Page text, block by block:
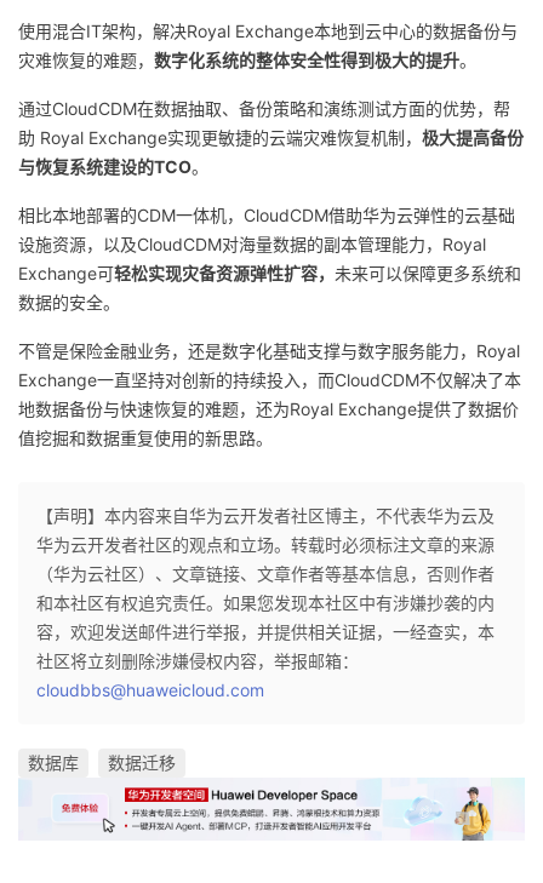
使用混合IT架构，解决Royal Exchange本地到云中心的数据备份与
灾难恢复的难题， 数字化系统的整体安全性得到极大的提升。
通过CloudCDM在数据抽取、备份策略和演练测试方面的优势，帮
助 Royal Exchange实现更敏捷的云端灾难恢复机制， 极大提高备份
与恢复系统建设的TCO。
相比本地部署的CDM一体机，CloudCDM借助华为云弹性的云基础
设施资源，以及CloudCDM对海量数据的副本管理能力，Royal
Exchange可轻松实现灾备资源弹性扩容， 未来可以保障更多系统和
数据的安全。
不管是保险金融业务，还是数字化基础支撑与数字服务能力，Royal
Exchange一直坚持对创新的持续投入，而CloudCDM不仅解决了本
地数据备份与快速恢复的难题，还为Royal Exchange提供了数据价
值挖掘和数据重复使用的新思路。
【声明】本内容来自华为云开发者社区博主，不代表华为云及
华为云开发者社区的观点和立场。转载时必须标注文章的来源
（华为云社区）、文章链接、文章作者等基本信息，否则作者
和本社区有权追究责任。如果您发现本社区中有涉嫌抄袭的内
容，欢迎发送邮件进行举报，并提供相关证据，一经查实，本
社区将立刻删除涉嫌侵权内容，举报邮箱：
cloudbbs@huaweicloud.com
数据库 数据迁移